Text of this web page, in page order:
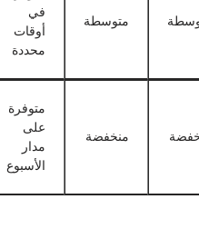
متوسطة
في
أوقات
محددة
منخفضة
متوفرة
على
مدار
الأسبوع